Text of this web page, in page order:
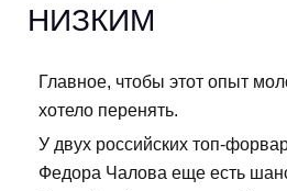
НИЗКИМ
Главное, чтобы этот опыт
хотело перенять.
У двух российских топ-
Федора Чалова еще есть